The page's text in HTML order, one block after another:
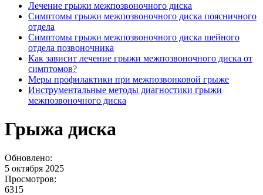
Лечение грыжи межпозвоночного диска
Симптомы грыжи межпозвоночного диска поясничного
отдела
Симптомы грыжи межпозвоночного диска шейного
отдела позвоночника
Как зависит лечение грыжи межпозвоночного диска от
симптомов?
Меры профилактики при межпозвонковой грыже
Инструментальные методы диагностики грыжи
межпозвоночного диска
Грыжа диска
Обновлено:
5 октября 2025
Просмотров:
6315